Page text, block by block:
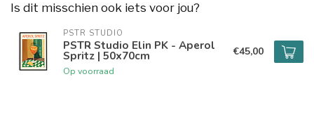
Is dit misschien ook iets voor jou?
PSTR STUDIO
PSTR Studio Elin PK - Aperol
Spritz | 50x70cm
Op voorraad
€45,00